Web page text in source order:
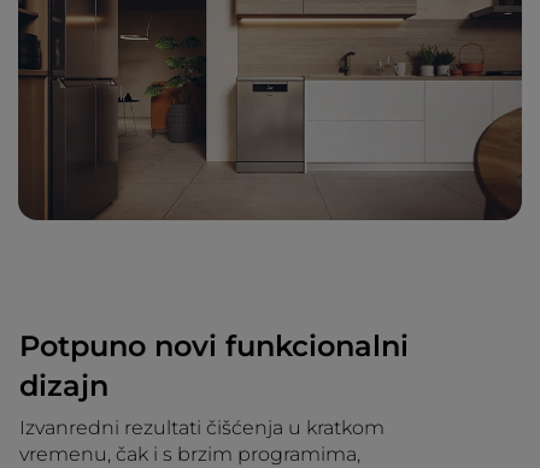
Potpuno novi funkcionalni
dizajn
Izvanredni rezultati čišćenja u kratkom
vremenu, čak i s brzim programima,